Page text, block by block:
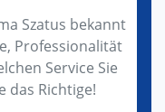
Szatus bekannt
Professionalität
Service Sie
das Richtige!